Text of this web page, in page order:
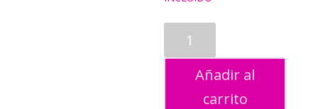
SUELA
PATCHWORK
Añadir al
carrito